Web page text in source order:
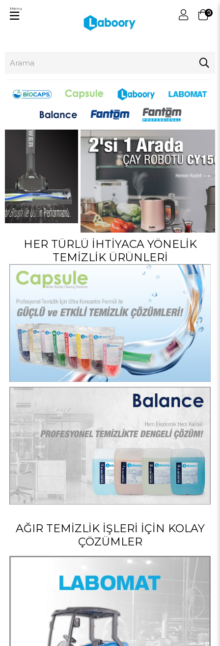
0
Menu
HER TÜRLÜ İHTIYACA YÖNELIK
TEMIZLIK ÜRÜNLERI
AĞIR TEMIZLIK İŞLERI İÇIN KOLAY
ÇÖZÜMLER